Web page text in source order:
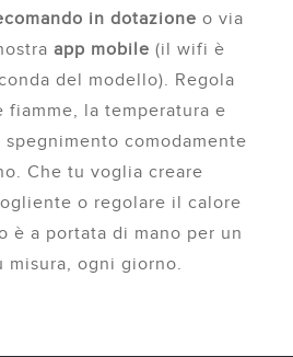
in dotazione o via
app mobile (il wifi è
del modello). Regola
la temperatura e
comodamente
Che tu voglia creare
o regolare il calore
è a portata di mano per un
misura, ogni giorno.